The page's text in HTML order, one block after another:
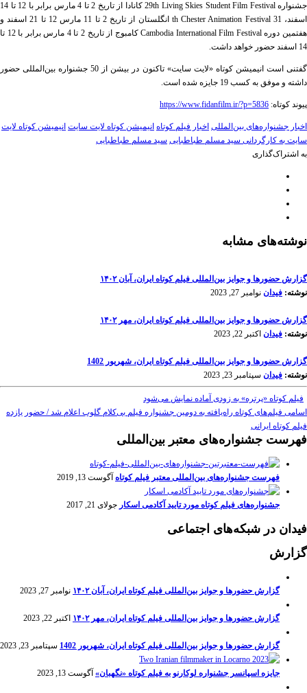
جشنواره 29th Living Skies Student Film Festival کانادا از تاریخ 2 تا 4 مارس برابر با 12 تا 14
اسفند، 31 th Chester Animation Festival انگلستان از تاریخ 2 تا 11 مارس 12 تا 21 اسفند و
هفتمین دوره Cambodia International Film Festival کامبوج از تاریخ 2 تا 4 مارس برابر با 12 تا
14 اسفند حضور خواهد داشت.
گفتنی است انیمیشن کوتاه «لایت سایت» تاکنون در بیشن از 50 جشنواره بین‌‌المللی حضور
داشته و موفق به کسب 19 جایزه شده است.
پیوند کوتاه: https://www.fidanfilm.ir/?p=5836
اخبار جشنواره‌های بین‌المللی اخبار فیلم کوتاه انیمیشن کوتاه لایت سایت انیمیشن کوتاه لایت
سایت به کارگردانی سید مسلم طباطبایی سید مسلم طباطبایی
به اشتراک‌گذاری
نوشته‌های مشابه
گزارش حضورها و جوایز بین‌المللی فیلم کوتاه ایران، آبان ۱۴۰۲
نوشته: فیدان نوامبر 27, 2023
گزارش حضورها و جوایز بین‌المللی فیلم کوتاه ایران، مهر ۱۴۰۲
نوشته: فیدان اکتبر 22, 2023
گزارش حضورها و جوایز بین‌المللی فیلم کوتاه ایران، شهریور 1402
نوشته: فیدان سپتامبر 23, 2023
فیلم کوتاه «پرتره» به زودی آماده نمایش می‌شود
اسامی فیلم‌های کوتاه راه‌یافته به دومین جشنواره فیلم بی‌کلام گلوب اعلام شد / حضور یازده
فیلم کوتاه ایرانی
فهرست جشنواره‌های معتبر بین‌المللی
فهرست جشنواره‌های بین‌المللی معتبر فیلم کوتاه آگوست 13, 2019
جشنواره‌های فیلم کوتاه مورد تایید آکادمی اسکار جولای 21, 2017
فیدان در شبکه‌های اجتماعی
گزارش
گزارش حضورها و جوایز بین‌المللی فیلم کوتاه ایران، آبان ۱۴۰۲ نوامبر 27, 2023
گزارش حضورها و جوایز بین‌المللی فیلم کوتاه ایران، مهر ۱۴۰۲ اکتبر 22, 2023
گزارش حضورها و جوایز بین‌المللی فیلم کوتاه ایران، شهریور 1402 سپتامبر 23, 2023
جایزه اسپانسر جشنواره لوکارنو به فیلم کوتاه «نگهبان» آگوست 13, 2023